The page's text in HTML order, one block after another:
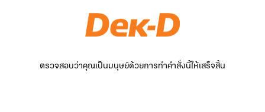
ตรวจสอบว่าคุณเป็นมนุษย์ด้วยการทำคำสั่งนี้ให้เสร็จสิ้น